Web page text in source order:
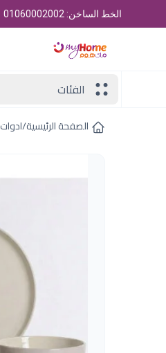
الخط الساخن: 01060002002
الفئات
الصفحة الرئيسية/